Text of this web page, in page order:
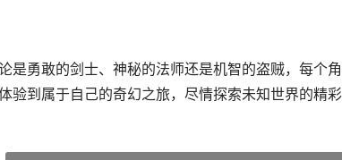
是勇敢的剑士、神秘的法师还是机智的盗贼，每个
验到属于自己的奇幻之旅，尽情探索未知世界的精